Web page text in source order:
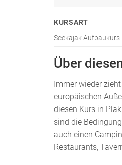
KURSART
Seekajak Aufbaukurs
Über
Immer wieder
europäischen
diesen Kurs in
sind die
auch einen
Restaurants,